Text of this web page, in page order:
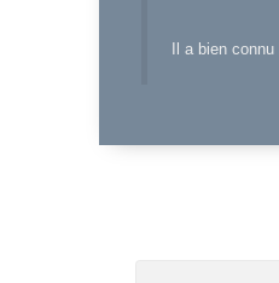
Il a bien